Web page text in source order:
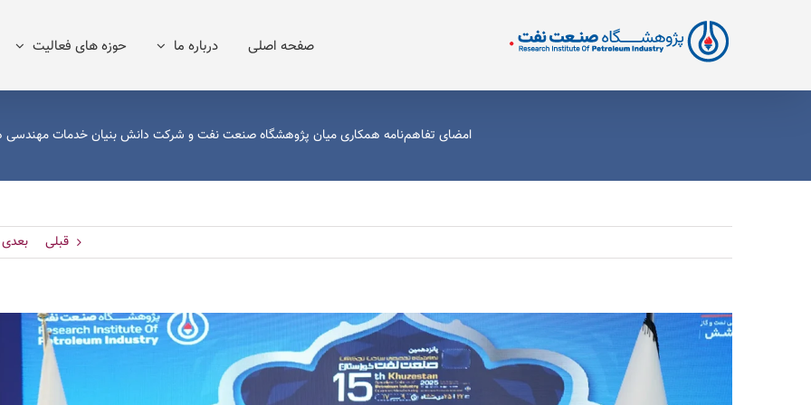
صفحه اصلی درباره ما حوزه های فعالیت
امضای تفاهم‌نامه همکاری میان پژوهشگاه صنعت نفت و شرکت دانش بنیان خدمات
قبلی بعدی
View
Larger